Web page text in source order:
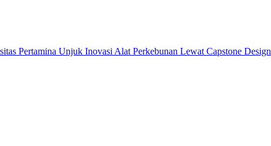
Pertamina Unjuk Inovasi Alat Perkebunan Lewat Capstone Design